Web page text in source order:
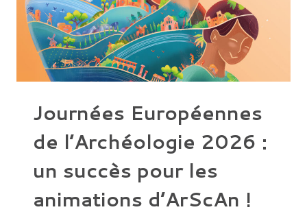
ET
D’UN
FILM
DOCUMENTAIRE
Journées Européennes
de l’Archéologie 2026 :
un succès pour les
animations d’ArScAn !